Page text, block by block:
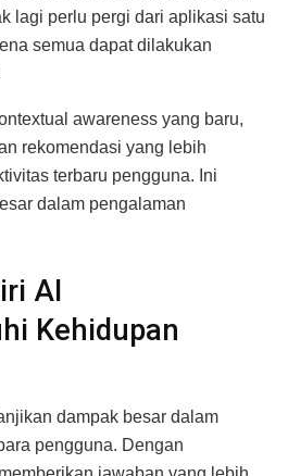
lagi perlu pergi dari aplikasi satu
semua dapat dilakukan
awareness yang baru,
rekomendasi yang lebih
terbaru pengguna. Ini
dalam pengalaman
AI
Kehidupan
dampak besar dalam
pengguna. Dengan